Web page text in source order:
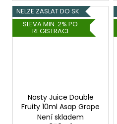
NELZE ZASLAT DO SK
SLEVA MIN. 2% PO
REGISTRACI
Nasty Juice Double
Fruity 10ml Asap Grape
Není skladem